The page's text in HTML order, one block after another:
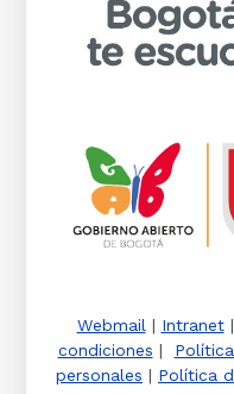
Webmail | Intranet|
condiciones |
personales | Política